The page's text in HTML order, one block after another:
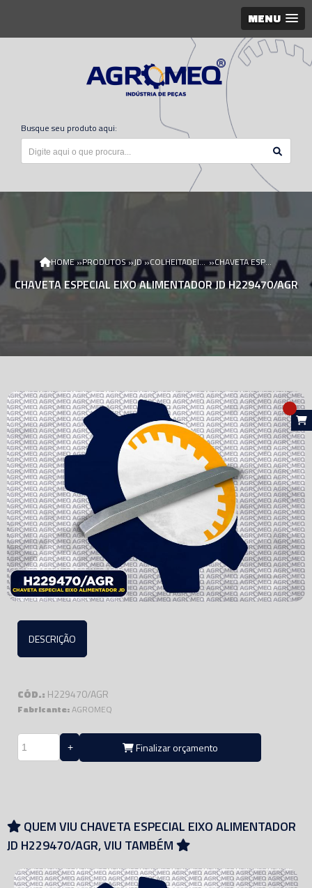
MENU
Busque seu produto aqui:
HOME»PRODUTOS»JD» COLHEITADEIRA JD » CHAVETA ESPECIAL EIXO ALIMENTADOR JD H229470/AGR
CHAVETA ESPECIAL EIXO ALIMENTADOR JD H229470/AGR
DESCRIÇÃO
CÓD.: H229470/AGR
Fabricante:AGROMEQ
Finalizar orçamento
QUEM VIU CHAVETA ESPECIAL EIXO ALIMENTADOR
JD H229470/AGR, VIU TAMBÉM